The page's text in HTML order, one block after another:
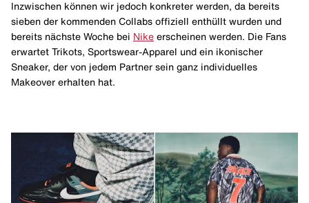
Inzwischen können wir jedoch konkreter werden, da bereits
sieben der kommenden Collabs offiziell enthüllt wurden und
bereits nächste Woche bei Nike erscheinen werden. Die Fans
erwartet Trikots, Sportswear-Apparel und ein ikonischer
Sneaker, der von jedem Partner sein ganz individuelles
Makeover erhalten hat.